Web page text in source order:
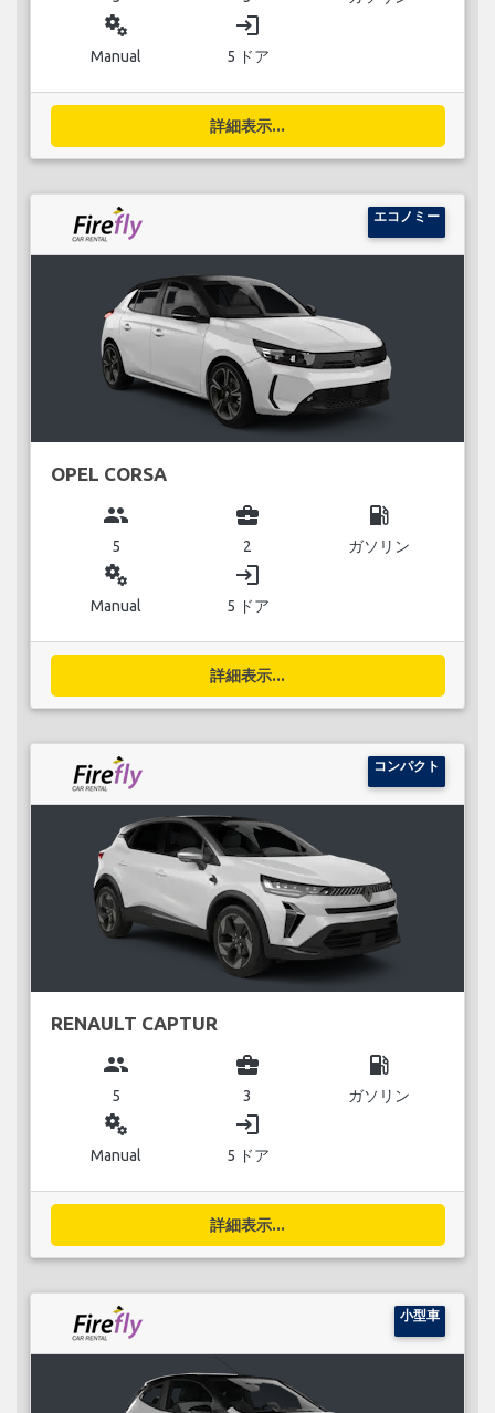
miscellaneous_services
Manual
login
5 ドア
詳細表示...
エコノミー
OPEL CORSA
group
5
business_center
2
local_gas_station
ガソリン
miscellaneous_services
Manual
login
5 ドア
詳細表示...
コンパクト
RENAULT CAPTUR
group
5
business_center
3
local_gas_station
ガソリン
miscellaneous_services
Manual
login
5 ドア
詳細表示...
小型車